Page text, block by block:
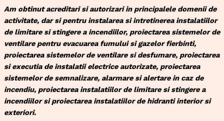
Am obtinut acreditari si autorizari in principalele domenii de
activitate, dar si pentru instalarea si intretinerea instalatiilor
de limitare si stingere a incendiilor, proiectarea sistemelor de
ventilare pentru evacuarea fumului si gazelor fierbinti,
proiectarea sistemelor de ventilare si desfumare, proiectarea
si executia de instalatii electrice autorizate, proiectarea
sistemelor de semnalizare, alarmare si alertare in caz de
incendiu, proiectarea instalatiilor de limitare si stingere a
incendiilor si proiectarea instalatiilor de hidranti interior si
exteriori.